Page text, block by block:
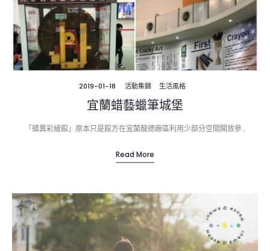
2019-01-18 活動集錦 生活風格
宜蘭蜡藝蠟筆城堡
「蜡異彩繪館」原本只是館方在宜蘭龍德廠區利用少部分空間開放參…
Read More